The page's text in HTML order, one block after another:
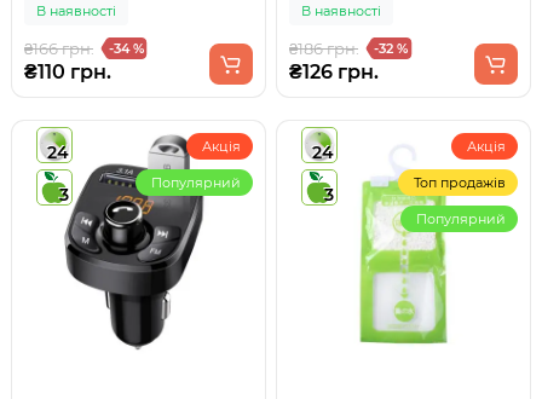
м2В наявності
₴166 грн. -34 %
₴110 грн.
м2В наявності
₴186 грн. -32 %
₴126 грн.
24
3
Акція
Популярний
24
3
Акція
Топ продажів
Популярний